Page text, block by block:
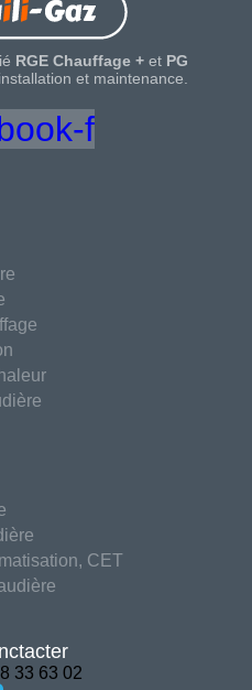
RGE Chauffage + et PG
installation et maintenance.
f
CET
33 63 02